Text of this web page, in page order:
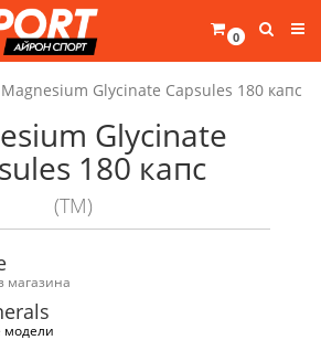
0
Magnesium Glycinate Capsules 180 капс
Glycinate
180 капс
(TM)
магазина
модели